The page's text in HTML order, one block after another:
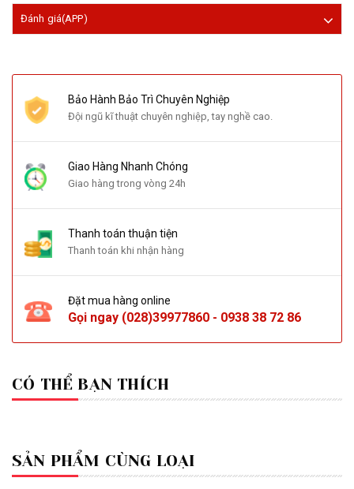
Đánh giá(APP)
Bảo Hành Bảo Trì Chuyên Nghiệp
Đội ngũ kĩ thuật chuyên nghiệp, tay nghề cao.
Giao Hàng Nhanh Chóng
Giao hàng trong vòng 24h
Thanh toán thuận tiện
Thanh toán khi nhận hàng
Đặt mua hàng online
Gọi ngay (028)39977860 - 0938 38 72 86
CÓ THỂ BẠN THÍCH
SẢN PHẨM CÙNG LOẠI